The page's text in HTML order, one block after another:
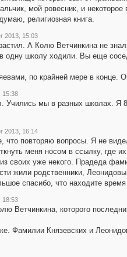
мой ровесник, и
религиозная книга.
2013, 15:03
А Колю Ветчинкина не
одну школу ходили. Вы еще
по крайней мере в конце.
15:38
мы в разных школах. Я
2013, 16:14
что повторяю вопросы. Я не
меня носом в ссылку, где
своих уже некого. Прадеда
жили родственники,
спасибо, что находите
18:53
Ветчинкина, которого
Фамилии Князевских и